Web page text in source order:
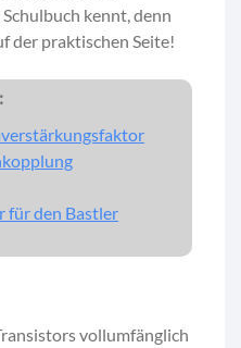
kennt, denn
der praktischen Seite!
für den Bastler
vollumfänglich